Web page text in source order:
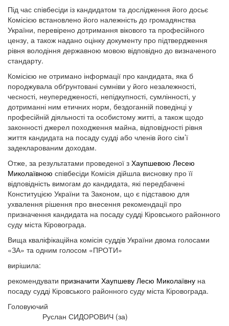
Під час співбесіди із кандидатом та дослідження його досьє
Комісією встановлено його належність до громадянства
України, перевірено дотримання вікового та професійного
цензу, а також надано оцінку документу про підтвердження
рівня володіння державною мовою відповідно до визначеного
стандарту.
Комісією не отримано інформації про кандидата, яка б
породжувала обґрунтовані сумніви у його незалежності,
чесності, неупередженості, непідкупності, сумлінності, у
дотриманні ним етичних норм, бездоганній поведінці у
професійній діяльності та особистому житті, а також щодо
законності джерел походження майна, відповідності рівня
життя кандидата на посаду судді або членів його сім’ї
задекларованим доходам.
Отже, за результатами проведеної з Хаупшевою Лесею
Миколаївною співбесіди Комісія дійшла висновку про її
відповідність вимогам до кандидата, які передбачені
Конституцією України та Законом, що є підставою для
ухвалення рішення про внесення рекомендації про
призначення кандидата на посаду судді Кіровського районного
суду міста Кіровограда.
Вища кваліфікаційна комісія суддів України двома голосами
«ЗА» та одним голосом «ПРОТИ»
вирішила:
рекомендувати призначити Хаупшеву Лесю Миколаївну на
посаду судді Кіровського районного суду міста Кіровограда.
Головуючий
Руслан СИДОРОВИЧ (за)